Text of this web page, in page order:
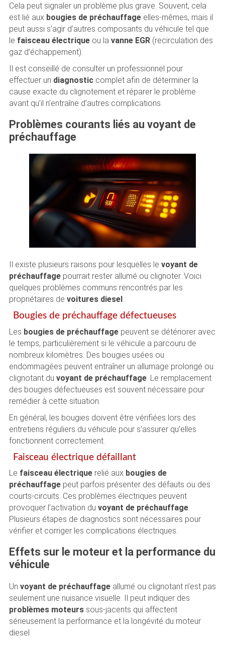
Cela peut signaler un problème plus grave. Souvent, cela
est lié aux bougies de préchauffageelles-mêmes, mais il
peut aussi s’agir d’autres composants du véhicule tel que
le faisceau électriqueou la vanne EGR(recirculation des
gaz d’échappement).
Il est conseillé de consulter un professionnel pour
effectuer un diagnostic complet afin de déterminer la
cause exacte du clignotement et réparer le problème
avant qu’il n’entraîne d’autres complications.
Problèmes courants liés au voyant de
préchauffage
Il existe plusieurs raisons pour lesquelles le voyant de
préchauffagepourrait rester allumé ou clignoter. Voici
quelques problèmes communs rencontrés par les
propriétaires de voitures diesel :
Bougies de préchauffage défectueuses
Les bougies de préchauffagepeuvent se détériorer avec
le temps, particulièrement si le véhicule a parcouru de
nombreux kilomètres. Des bougies usées ou
endommagées peuvent entraîner un allumage prolongé ou
clignotant du voyant de préchauffage. Le remplacement
des bougies défectueuses est souvent nécessaire pour
remédier à cette situation.
En général, les bougies doivent être vérifiées lors des
entretiens réguliers du véhicule pour s’assurer qu’elles
fonctionnent correctement.
Faisceau électrique défaillant
Le faisceau électriquerelié aux bougies de
préchauffagepeut parfois présenter des défauts ou des
courts-circuits. Ces problèmes électriques peuvent
provoquer l’activation du voyant de préchauffage.
Plusieurs étapes de diagnostics sont nécessaires pour
vérifier et corriger les complications électriques.
Effets sur le moteur et la performance du
véhicule
Un voyant de préchauffageallumé ou clignotant n’est pas
seulement une nuisance visuelle. Il peut indiquer des
problèmes moteurssous-jacents qui affectent
sérieusement la performance et la longévité du moteur
diesel.